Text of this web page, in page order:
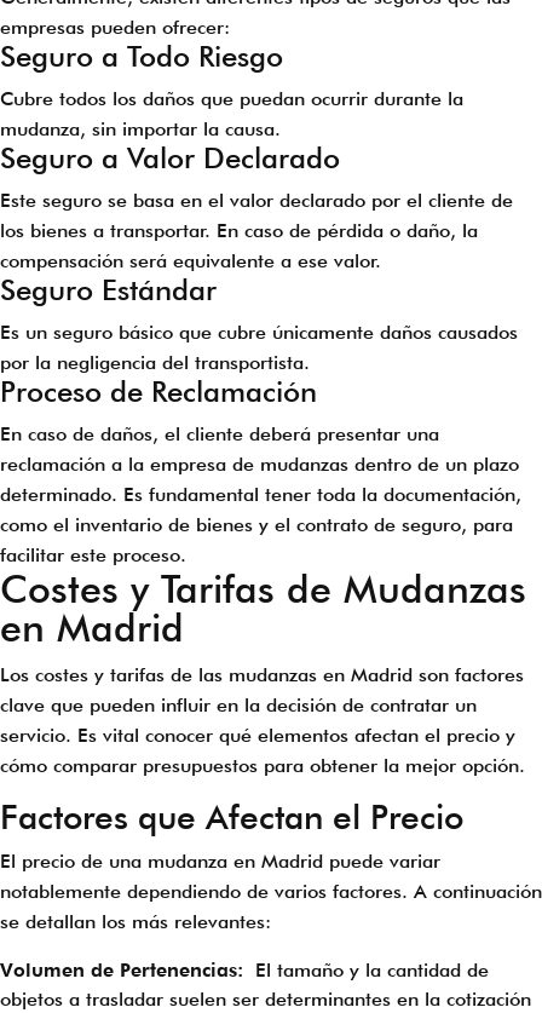
empresas pueden ofrecer:
Seguro a Todo Riesgo
Cubre todos los daños que puedan ocurrir durante la
mudanza, sin importar la causa.
Seguro a Valor Declarado
Este seguro se basa en el valor declarado por el cliente de
los bienes a transportar. En caso de pérdida o daño, la
compensación será equivalente a ese valor.
Seguro Estándar
Es un seguro básico que cubre únicamente daños causados
por la negligencia del transportista.
Proceso de Reclamación
En caso de daños, el cliente deberá presentar una
reclamación a la empresa de mudanzas dentro de un plazo
determinado. Es fundamental tener toda la documentación,
como el inventario de bienes y el contrato de seguro, para
facilitar este proceso.
Costes y Tarifas de Mudanzas
en Madrid
Los costes y tarifas de las mudanzas en Madrid son factores
clave que pueden influir en la decisión de contratar un
servicio. Es vital conocer qué elementos afectan el precio y
cómo comparar presupuestos para obtener la mejor opción.
Factores que Afectan el Precio
El precio de una mudanza en Madrid puede variar
notablemente dependiendo de varios factores. A continuación
se detallan los más relevantes:
Volumen de Pertenencias: El tamaño y la cantidad de
objetos a trasladar suelen ser determinantes en la cotización